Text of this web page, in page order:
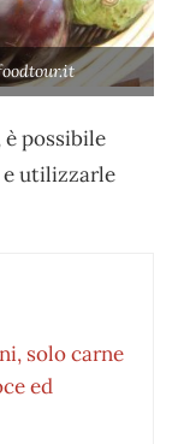
possibile
e utilizzarle
solo carne
ed